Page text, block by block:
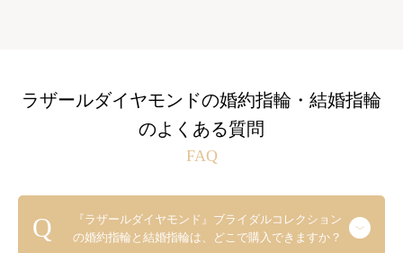
ラザールダイヤモンドの婚約指輪・結婚指輪
のよくある質問
FAQ
『ラザールダイヤモンド』ブライダルコレクション
の婚約指輪と結婚指輪は、どこで購入できますか？